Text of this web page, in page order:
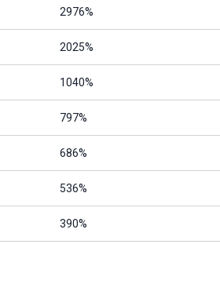
2976%
2025%
1040%
797%
686%
536%
390%